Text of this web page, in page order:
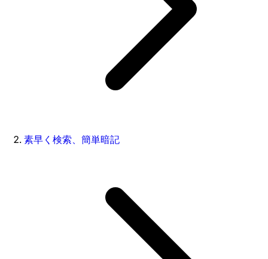
素早く検索、簡単暗記